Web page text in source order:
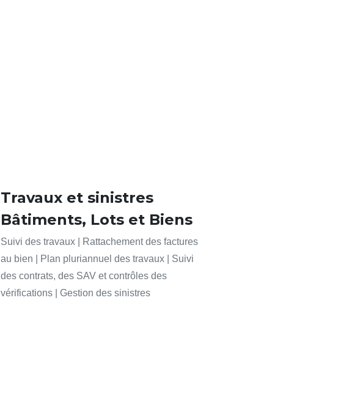
Travaux et sinistres
Bâtiments, Lots et Biens
Suivi des travaux | Rattachement des factures
au bien | Plan pluriannuel des travaux | Suivi
des contrats, des SAV et contrôles des
vérifications | Gestion des sinistres